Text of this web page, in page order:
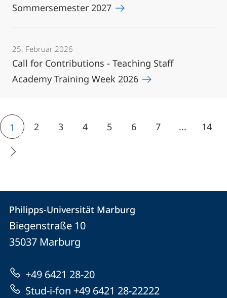
Sommersemester 2027
25. Februar 2026
Call for Contributions - Teaching Staff
Academy Training Week 2026
1 2 3 4 5 6 7 ... 14
Kontakt
und
Informationen
zur
Website
Kontaktinformationen
Philipps-
Universität
Marburg
Philipps-Universität Marburg
Biegenstraße 10
35037 Marburg
+49 6421 28-20
Stud-i-fon +49 6421 28-22222